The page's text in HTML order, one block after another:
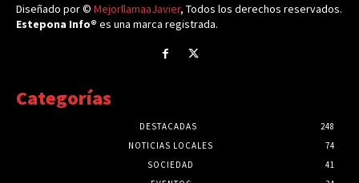
Diseñado por © MejorllamaaJavier, Todos los derechos reservados.
Estepona Info® es una marca registrada.
Categorías
DESTACADAS
248
NOTICIAS LOCALES
74
SOCIEDAD
41